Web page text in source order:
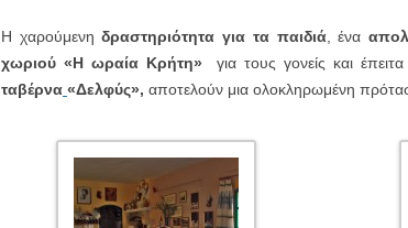
Η χαρούμενη δραστηριότητα για τα παιδιά, ένα
χωριού «Η ωραία Κρήτη» για τους γονείς και έπειτα
ταβέρνα «Δελφύς», αποτελούν μια ολοκληρωμένη